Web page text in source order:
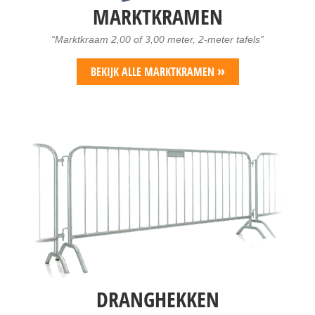
MARKTKRAMEN
“Marktkraam 2,00 of 3,00 meter, 2-meter tafels”
BEKIJK ALLE MARKTKRAMEN »
DRANGHEKKEN